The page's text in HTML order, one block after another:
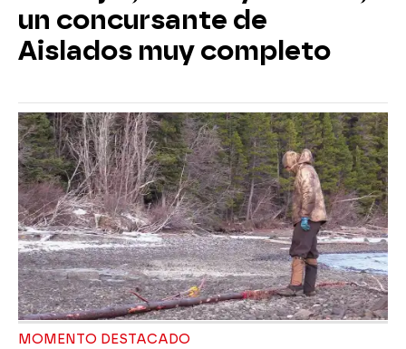
un concursante de
Aislados muy completo
MOMENTO DESTACADO